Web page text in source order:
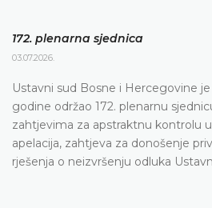
172. plenarna sjednica
03.07.2026.
Ustavni sud Bosne i Hercegovine je
godine održao 172. plenarnu
zahtjevima za apstraktnu kontrolu
apelacija, zahtjeva za donošenje
rješenja o neizvršenju odluka